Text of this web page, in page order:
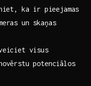
ka ir‍ pieejamas⁢
un‍ skaņas⁢
visus
potenciālos